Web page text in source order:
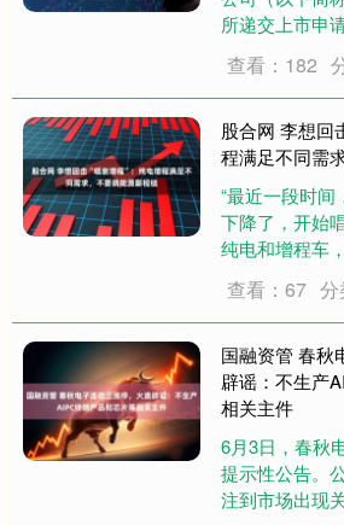
所递交上市申
被巴奴创始人
龙已经退居幕
大幅放慢或难
持....
查看：182
股合网 李想回
程满足不同需
“最近一段时
下降了，开始
纯电和增程车
链，要尊重用
油完全没有焦
理想汽车董事
车能源形式....
查看：67 分
国融资管 春秋
辟谣：不生产
相关主件
6月3日，春秋
提示性公告。
注到市场出现